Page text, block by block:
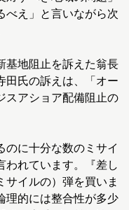
べえ」と言いながら次
基地阻止を訴えた翁長
田氏の訴えは、「オー
スアショア配備阻止の
のに十分な数のミサイ
われています。『差し
サイルの）弾を買いま
理的には整合性が多少